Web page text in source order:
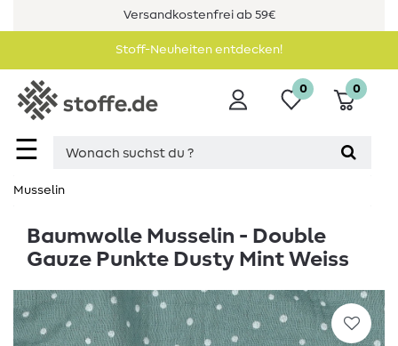
Versandkostenfrei ab 59€
Stoff-Neuheiten entdecken!
☰
0 0
Musselin
Baumwolle Musselin - Double
Gauze Punkte Dusty Mint Weiss